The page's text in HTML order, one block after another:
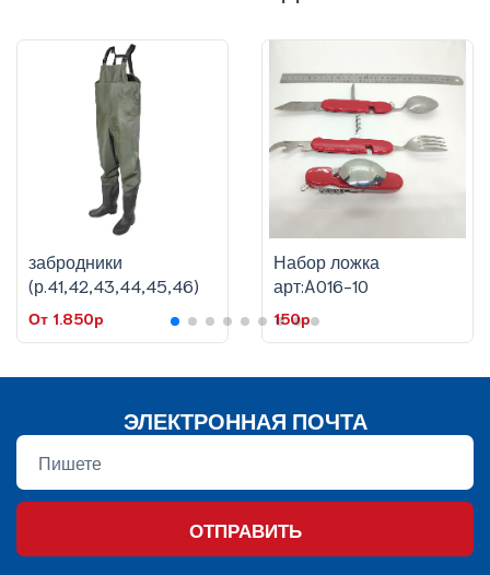
забродники
(р.41,42,43,44,45,46)
От 1.850p
Набор ложка
арт:A016-10
150p
ЭЛЕКТРОННАЯ ПОЧТА
ОТПРАВИТЬ